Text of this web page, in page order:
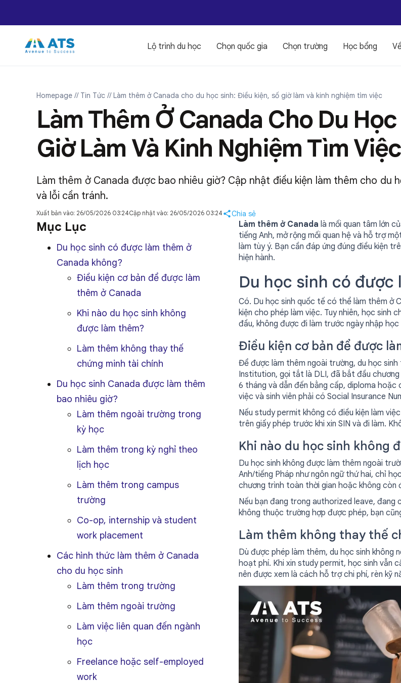
Lộ trình du học Chọn quốc gia Chọn trường Học bổng
Homepage // Tin Tức // Làm thêm ở Canada cho du học sinh: Điều kiện, số giờ làm và kinh nghiệm tìm việc
Làm Thêm Ở Canada Cho Du
Giờ Làm Và Kinh Nghiệm Tìm Việc
Làm thêm ở Canada được bao nhiêu giờ? Cập nhật điều kiện làm thêm cho
và lỗi cần tránh.
Xuất bản vào: 26/05/2026 03:24Cập nhật vào: 26/05/2026 03:24 Chia sẻ
Mục Lục
Du học sinh có được làm thêm ở
Canada không?
Điều kiện cơ bản để được làm
thêm ở Canada
Khi nào du học sinh không
được làm thêm?
Làm thêm không thay thế
chứng minh tài chính
Du học sinh Canada được làm thêm
bao nhiêu giờ?
Làm thêm ngoài trường trong
kỳ học
Làm thêm trong kỳ nghỉ theo
lịch học
Làm thêm trong campus
trường
Co-op, internship và student
work placement
Các hình thức làm thêm ở Canada
cho du học sinh
Làm thêm trong trường
Làm thêm ngoài trường
Làm việc liên quan đến ngành
học
Freelance hoặc self-employed
work
Làm thêm ở Canada là mối quan tâm lớn
tiếng Anh, mở rộng mối quan hệ và hỗ trợ
làm tùy ý. Bạn cần đáp ứng đúng điều kiện
hiện hành.
Du học sinh có được
Có. Du học sinh quốc tế có thể làm thêm ở
kiện cho phép làm việc. Tuy nhiên, học sinh
đầu, không được đi làm trước ngày nhập học
Điều kiện cơ bản để được
Để được làm thêm ngoài trường, du học
Institution, gọi tắt là DLI, đã bắt đầu
6 tháng và dẫn đến bằng cấp, diploma
việc và sinh viên phải có Social Insurance
Nếu study permit không có điều kiện làm
trên giấy phép trước khi xin SIN và đi làm.
Khi nào du học sinh không
Du học sinh không được làm thêm ngoài
Anh/tiếng Pháp như ngôn ngữ thứ hai, chỉ
chương trình toàn thời gian hoặc không còn
Nếu bạn đang trong authorized leave, đang
không thuộc trường hợp được phép, bạn
Làm thêm không thay thế
Dù được phép làm thêm, du học sinh không
hoạt phí. Khi xin study permit, học sinh vẫn
nên được xem là cách hỗ trợ chi phí, rèn kỹ